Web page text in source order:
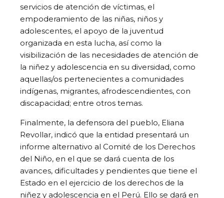
servicios de atención de víctimas, el
empoderamiento de las niñas, niños y
adolescentes, el apoyo de la juventud
organizada en esta lucha, así como la
visibilización de las necesidades de atención de
la niñez y adolescencia en su diversidad, como
aquellas/os pertenecientes a comunidades
indígenas, migrantes, afrodescendientes, con
discapacidad; entre otros temas.
Finalmente, la defensora del pueblo, Eliana
Revollar, indicó que la entidad presentará un
informe alternativo al Comité de los Derechos
del Niño, en el que se dará cuenta de los
avances, dificultades y pendientes que tiene el
Estado en el ejercicio de los derechos de la
niñez y adolescencia en el Perú. Ello se dará en